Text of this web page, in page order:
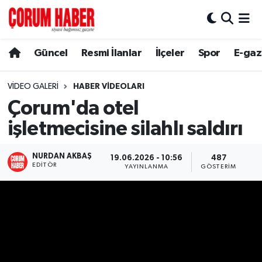
Güncel Resmi İlanlar İlçeler Spor E-
VIDEO GALERI HABER VIDEOLARI
Çorum'da otel
işletmecisine silahlı saldırı
NURDAN AKBAŞ
EDITÖR
19.06.2026 - 10:56
YAYINLANMA
487
GÖSTERIM
Spor
Resmi İlanlar
Alaca
Bayat
Hava Durumu
Çorum Namaz Vakitleri
Trafik Durumu
Süper Lig Puan Durumu ve Fikstür